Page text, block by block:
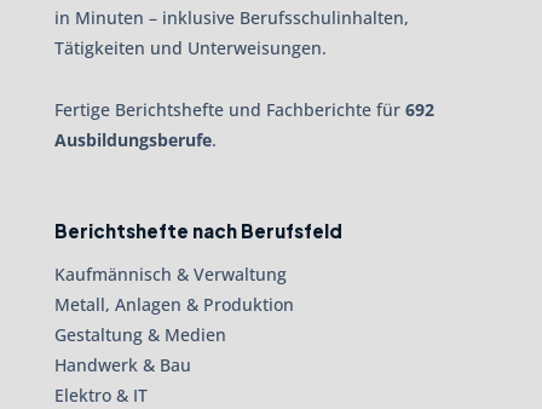
in Minuten – inklusive Berufsschulinhalten,
Tätigkeiten und Unterweisungen.
Fertige Berichtshefte und Fachberichte für 692
Ausbildungsberufe.
Berichtshefte nach Berufsfeld
Kaufmännisch & Verwaltung
Metall, Anlagen & Produktion
Gestaltung & Medien
Handwerk & Bau
Elektro & IT